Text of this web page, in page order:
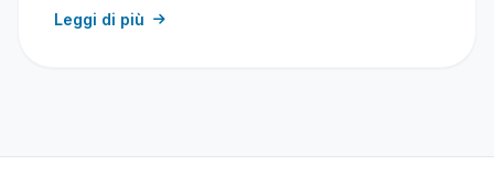
Leggi di più